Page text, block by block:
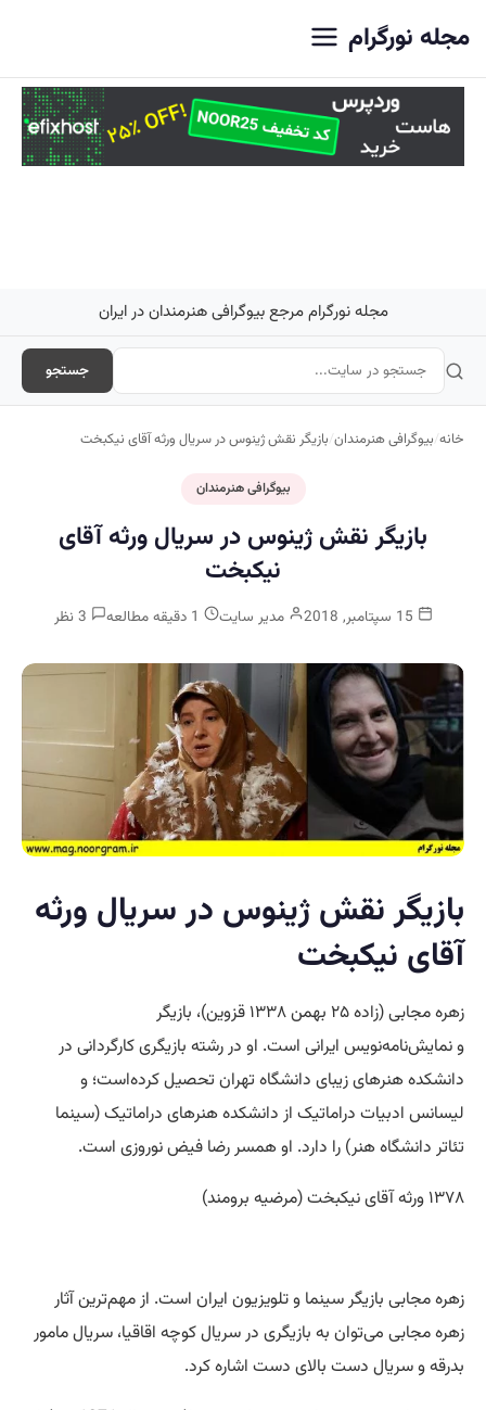
مجله نورگرام
مجله نورگرام مرجع بیوگرافی هنرمندان در ایران
جستجو
خانه/بیوگرافی هنرمندان/بازیگر نقش ژینوس در سریال ورثه آقای نیکبخت
بیوگرافی هنرمندان
بازیگر نقش ژینوس در سریال ورثه آقای
نیکبخت
مدیر سایت
بازیگر نقش ژینوس در سریال ورثه
آقای نیکبخت
زهره مجابی (زاده ۲۵ بهمن ۱۳۳۸ قزوین)، بازیگر
و نمایش‌نامه‌نویس ایرانی است. او در رشته بازیگری کارگردانی در
دانشکده هنرهای زیبای دانشگاه تهران تحصیل کرده‌است؛ و
لیسانس ادبیات دراماتیک از دانشکده هنرهای دراماتیک (سینما
تئاتر دانشگاه هنر) را دارد. او همسر رضا فیض نوروزی است.
۱۳۷۸ ورثه آقای نیکبخت (مرضیه برومند)
زهره مجابی بازیگر سینما و تلویزیون ایران است. از مهم‌ترین آثار
زهره مجابی می‌توان به بازیگری در سریال کوچه اقاقیا، سریال مامور
بدرقه و سریال دست بالای دست اشاره کرد.